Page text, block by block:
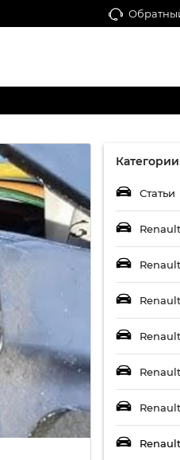
Категории
Статьи